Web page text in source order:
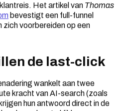
Het artikel van Thomas
bevestigt een full-funnel
voorbereiden op een
de last-click
wankelt aan twee
kracht van AI-search (zoals
hun antwoord direct in de